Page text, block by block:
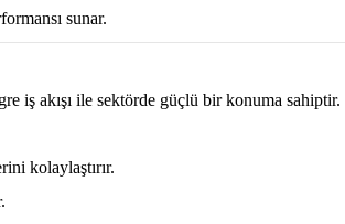
sunar.
iş akışı ile sektörde güçlü bir konuma sahiptir.
kolaylaştırır.